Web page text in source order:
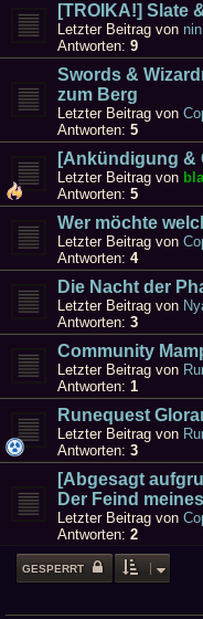
[TROIKA!] Slate
Letzter Beitrag von nin
Antworten: 9
Swords &
zum Berg
Letzter Beitrag von
Antworten: 5
[Ankündigung &
Letzter Beitrag von
Antworten: 5
Wer möchte
Letzter Beitrag von
Antworten: 4
Die Nacht der
Letzter Beitrag von
Antworten: 3
Community
Letzter Beitrag von
Antworten: 1
Runequest
Letzter Beitrag von
Antworten: 3
[Abgesagt
Der Feind
Letzter Beitrag von
Antworten: 2
GESPERRT